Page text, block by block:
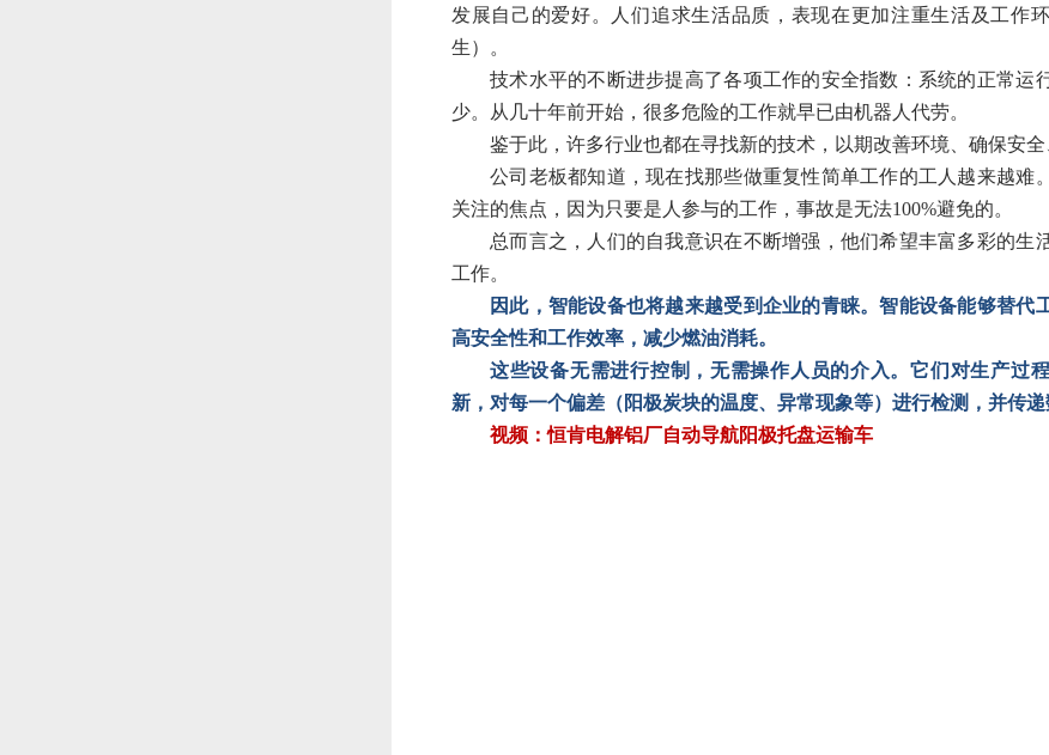
发展自己的爱好。人们追求生活品质，表现在更加注重生活及工作
生）。
技术水平的不断进步提高了各项工作的安全指数：系统的正常运
少。从几十年前开始，很多危险的工作就早已由机器人代劳。
鉴于此，许多行业也都在寻找新的技术，以期改善环境、确保安全
公司老板都知道，现在找那些做重复性简单工作的工人越来越难
关注的焦点，因为只要是人参与的工作，事故是无法100%避免的。
总而言之，人们的自我意识在不断增强，他们希望丰富多彩的生
工作。
因此，智能设备也将越来越受到企业的青睐。智能设备能够替代
高安全性和工作效率，减少燃油消耗。
这些设备无需进行控制，无需操作人员的介入。它们对生产过
新，对每一个偏差（阳极炭块的温度、异常现象等）进行检测，并传递
视频：恒肯电解铝厂自动导航阳极托盘运输车